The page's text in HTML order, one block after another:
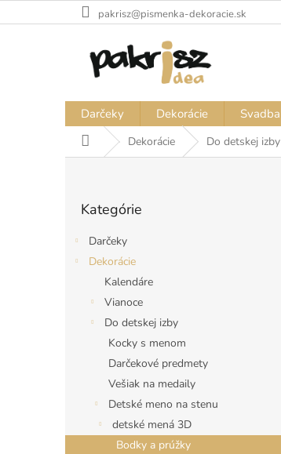
na
pakrisz@pismenka-dekoracie.sk
Darčeky Dekorácie Svadba
DomovDekorácie Do detskej izby
kategórie
Kategórie
Darčeky
Dekorácie
Kalendáre
Vianoce
Do detskej izby
Kocky s menom
Darčekové predmety
Vešiak na medaily
Detské meno na stenu
detské mená 3D
Bodky a prúžky